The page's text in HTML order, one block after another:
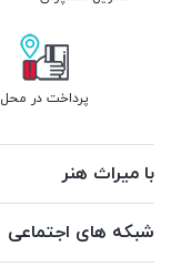
پرداخت در محل
با میراث هنر
شبکه های اجتماعی